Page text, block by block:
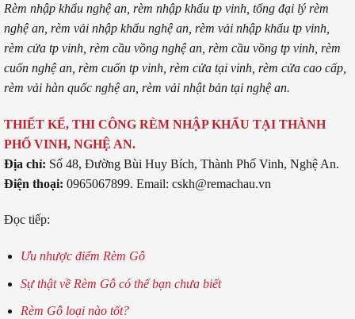
Rèm nhập khẩu nghệ an, rèm nhập khẩu tp vinh, tổng đại lý rèm
nghệ an, rèm vải nhập khẩu nghệ an, rèm vải nhập khẩu tp vinh,
rèm cửa tp vinh, rèm cầu vồng nghệ an, rèm cầu vồng tp vinh, rèm
cuốn nghệ an, rèm cuốn tp vinh, rèm cửa tại vinh, rèm cửa cao cấp,
rèm vải hàn quốc nghệ an, rèm vải nhật bản tại nghệ an.
THIẾT KẾ, THI CÔNG RÈM NHẬP KHẨU TẠI THÀNH
PHỐ VINH, NGHỆ AN.
Địa chỉ: Số 48, Đường Bùi Huy Bích, Thành Phố Vinh, Nghệ An.
Điện thoại: 0965067899. Email: cskh@remachau.vn
Đọc tiếp:
Ưu nhược điểm Rèm Gỗ
Sự thật về Rèm Gỗ có thể bạn chưa biết
Rèm Gỗ loại nào tốt?